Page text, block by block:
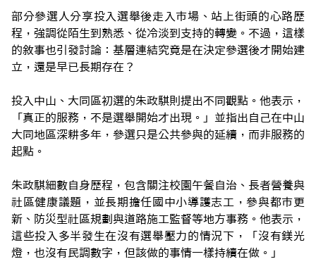
部分參選人分享投入選舉後走入市場、站上街頭的心路歷
程，強調從陌生到熟悉、從冷淡到支持的轉變。不過，這樣
的敘事也引發討論：基層連結究竟是在決定參選後才開始建
立，還是早已長期存在？
投入中山、大同區初選的朱政騏則提出不同觀點。他表示，
「真正的服務，不是選舉開始才出現。」並指出自己在中山
大同地區深耕多年，參選只是公共參與的延續，而非服務的
起點。
朱政騏細數自身歷程，包含關注校園午餐自治、長者營養與
社區健康議題，並長期擔任國中小導護志工，參與都市更
新、防災型社區規劃與道路施工監督等地方事務。他表示，
這些投入多半發生在沒有選舉壓力的情況下，「沒有鎂光
燈，也沒有民調數字，但該做的事情一樣持續在做。」